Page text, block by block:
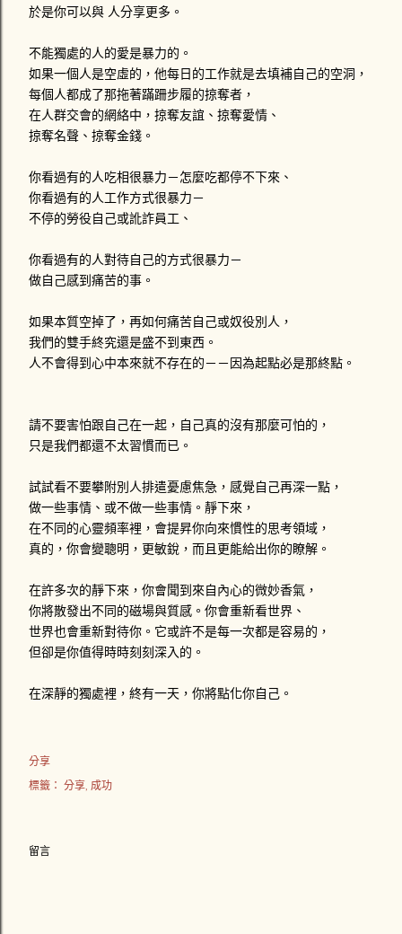
於是你可以與 人分享更多。
不能獨處的人的愛是暴力的。
如果一個人是空虛的，他每日的工作就是去填補自己的空洞，
每個人都成了那拖著蹣跚步履的掠奪者，
在人群交會的網絡中，掠奪友誼、掠奪愛情、
掠奪名聲、掠奪金錢。
你看過有的人吃相很暴力－怎麼吃都停不下來、
你看過有的人工作方式很暴力－
不停的勞役自己或訛詐員工、
你看過有的人對待自己的方式很暴力－
做自己感到痛苦的事。
如果本質空掉了，再如何痛苦自己或奴役別人，
我們的雙手終究還是盛不到東西。
人不會得到心中本來就不存在的－－因為起點必是那終點。
請不要害怕跟自己在一起，自己真的沒有那麼可怕的，
只是我們都還不太習慣而已。
試試看不要攀附別人排遣憂慮焦急，感覺自己再深一點，
做一些事情、或不做一些事情。靜下來，
在不同的心靈頻率裡，會提昇你向來慣性的思考領域，
真的，你會變聰明，更敏銳，而且更能給出你的瞭解。
在許多次的靜下來，你會聞到來自內心的微妙香氣，
你將散發出不同的磁場與質感。你會重新看世界、
世界也會重新對待你。它或許不是每一次都是容易的，
但卻是你值得時時刻刻深入的。
在深靜的獨處裡，終有一天，你將點化你自己。
分享
標籤： 分享 成功
留言